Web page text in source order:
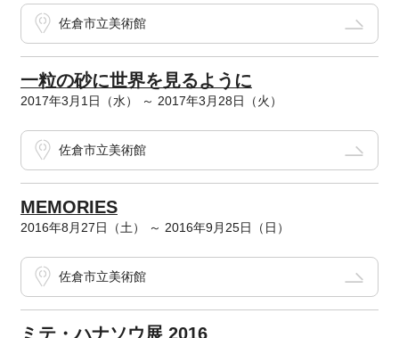
佐倉市立美術館
一粒の砂に世界を見るように
2017年3月1日（水） ～ 2017年3月28日（火）
佐倉市立美術館
MEMORIES
2016年8月27日（土） ～ 2016年9月25日（日）
佐倉市立美術館
ミテ・ハナソウ展 2016